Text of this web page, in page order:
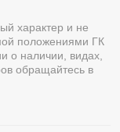
характер и не
положениями ГК
о наличии, видах,
обращайтесь в